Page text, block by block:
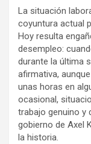
La situación
coyuntura actual
Hoy resulta
desempleo:
durante la última
afirmativa,
unas horas en
ocasional,
trabajo genuino y
gobierno de Axel
la historia.